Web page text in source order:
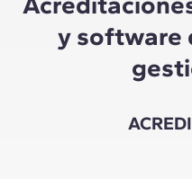
y software